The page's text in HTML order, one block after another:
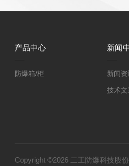
产品中心
防爆箱/柜
新闻
新闻资
技术文
Copyright ©2026 二工防爆科技股